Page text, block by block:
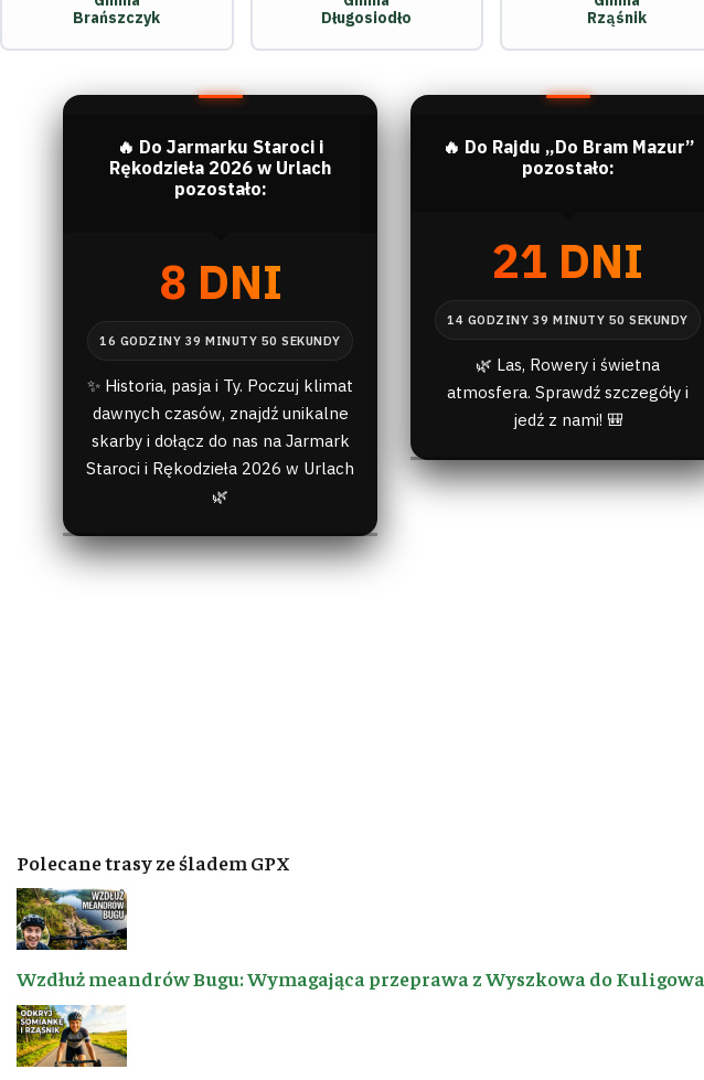
Brańszczyk
Długosiodło
Rząśnik
🔥 Do Jarmarku Staroci i
Rękodzieła 2026 w Urlach
pozostało:
8 DNI
✨ Historia, pasja i Ty. Poczuj klimat
dawnych czasów, znajdź unikalne
skarby i dołącz do nas na Jarmark
Staroci i Rękodzieła 2026 w Urlach
🌿
🔥 Do Rajdu „Do Bram Mazur”
pozostało:
21 DNI
🌿 Las, Rowery i świetna
atmosfera. Sprawdź szczegóły i
jedź z nami! 🎒
Polecane trasy ze śladem GPX
Wzdłuż meandrów Bugu: Wymagająca przeprawa z Wyszkowa do Kuligowa